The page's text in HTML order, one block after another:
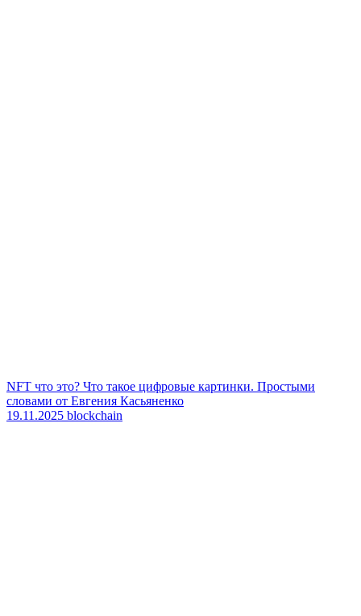
NFT что это? Что такое цифровые картинки. Простыми
словами от Евгения Касьяненко
19.11.2025 blockchain